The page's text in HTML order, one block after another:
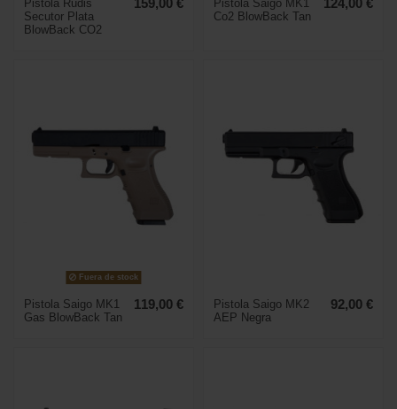
Pistola Rudis
Secutor Plata
BlowBack CO2
159,00 €
Pistola Saigo MK1
Co2 BlowBack Tan
124,00 €
Fuera de stock
Pistola Saigo MK1
Gas BlowBack Tan
119,00 €
Pistola Saigo MK2
AEP Negra
92,00 €